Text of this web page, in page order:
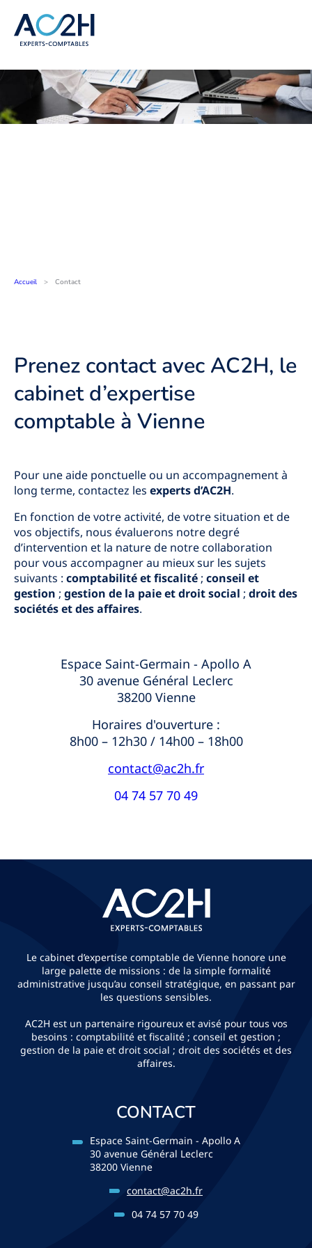
Accueil > Contact
Prenez contact avec AC2H, le
cabinet d’expertise
comptable à Vienne
Pour une aide ponctuelle ou un accompagnement à
long terme, contactez les experts d’AC2H.
En fonction de votre activité, de votre situation et de
vos objectifs, nous évaluerons notre degré
d’intervention et la nature de notre collaboration
pour vous accompagner au mieux sur les sujets
suivants : comptabilité et fiscalité ; conseil et
gestion ; gestion de la paie et droit social ; droit des
sociétés et des affaires.
Espace Saint-Germain - Apollo A
30 avenue Général Leclerc
38200 Vienne
Horaires d'ouverture :
8h00 – 12h30 / 14h00 – 18h00
contact@ac2h.fr
04 74 57 70 49
Le cabinet d’expertise comptable de Vienne honore une
large palette de missions : de la simple formalité
administrative jusqu’au conseil stratégique, en passant par
les questions sensibles.
AC2H est un partenaire rigoureux et avisé pour tous vos
besoins : comptabilité et fiscalité ; conseil et gestion ;
gestion de la paie et droit social ; droit des sociétés et des
affaires.
CONTACT
Espace Saint-Germain - Apollo A
30 avenue Général Leclerc
38200 Vienne
contact@ac2h.fr
04 74 57 70 49